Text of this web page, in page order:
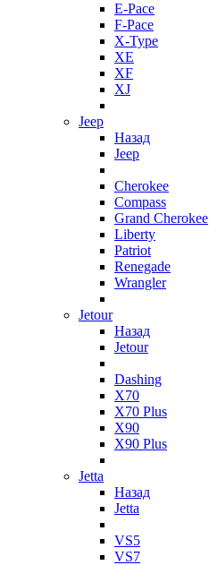
E-Pace
F-Pace
X-Type
XE
XF
XJ
Jeep
Назад
Jeep
Cherokee
Compass
Grand Cherokee
Liberty
Patriot
Renegade
Wrangler
Jetour
Назад
Jetour
Dashing
X70
X70 Plus
X90
X90 Plus
Jetta
Назад
Jetta
VS5
VS7